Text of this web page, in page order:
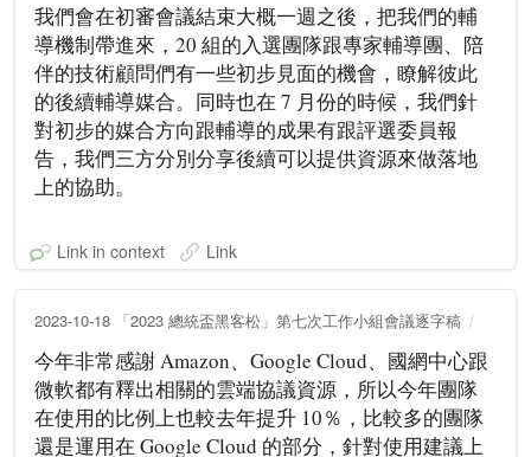
我們會在初審會議結束大概一週之後，把我們的輔
導機制帶進來，20 組的入選團隊跟專家輔導團、陪
伴的技術顧問們有一些初步見面的機會，瞭解彼此
的後續輔導媒合。同時也在 7 月份的時候，我們針
對初步的媒合方向跟輔導的成果有跟評選委員報
告，我們三方分別分享後續可以提供資源來做落地
上的協助。
Link in context Link
2023-10-18 「2023 總統盃黑客松」第七次工作小組會議逐字稿
今年非常感謝 Amazon、Google Cloud、國網中心跟
微軟都有釋出相關的雲端協議資源，所以今年團隊
在使用的比例上也較去年提升 10％，比較多的團隊
還是運用在 Google Cloud 的部分，針對使用建議上